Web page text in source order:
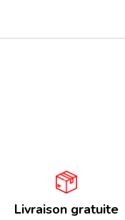
Livraison gratuite